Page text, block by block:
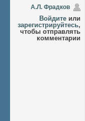
А.Л. Фрадков
Войдите или
зарегистрируйтесь,
чтобы отправлять
комментарии